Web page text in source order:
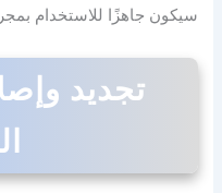
سيكون جاهزًا للاستخدام
تجديد